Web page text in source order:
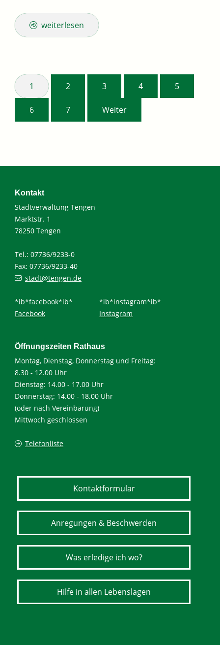
weiterlesen
1 2 3 4 5
6 7 Weiter
Kontakt
Stadtverwaltung Tengen
Marktstr. 1
78250 Tengen
Tel.: 07736/9233-0
Fax: 07736/9233-40
stadt@tengen.de
*ib*facebook*ib*
Facebook
*ib*instagram*ib*
Instagram
Öffnungszeiten Rathaus
Montag, Dienstag, Donnerstag und Freitag:
8.30 - 12.00 Uhr
Dienstag: 14.00 - 17.00 Uhr
Donnerstag: 14.00 - 18.00 Uhr
(oder nach Vereinbarung)
Mittwoch geschlossen
Telefonliste
Kontaktformular
Anregungen & Beschwerden
Was erledige ich wo?
Hilfe in allen Lebenslagen